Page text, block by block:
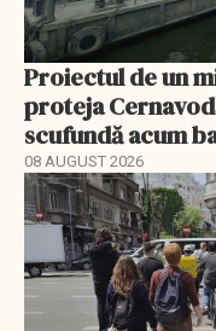
Proiectul de un
proteja
scufundă acum
08 AUGUST 2026